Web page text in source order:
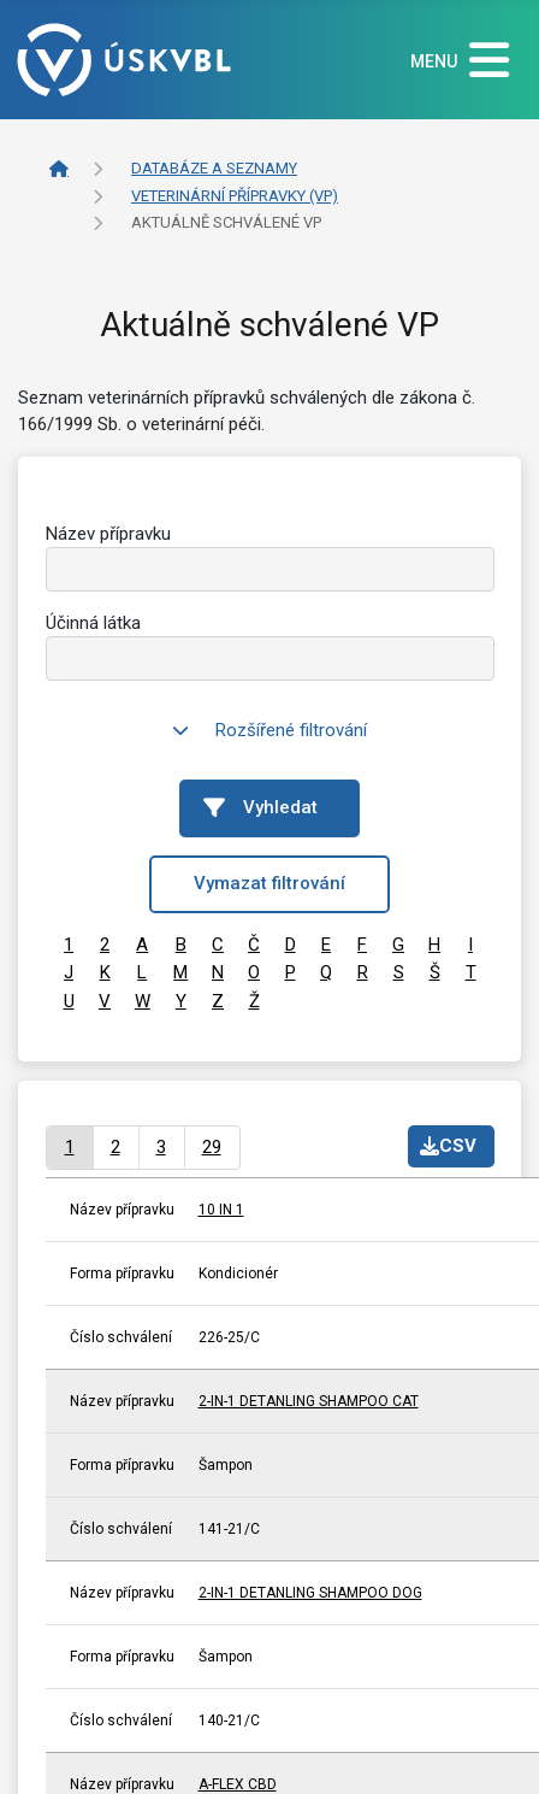
MENU
DATABÁZE A SEZNAMY
VETERINÁRNÍ PŘÍPRAVKY (VP)
AKTUÁLNĚ SCHVÁLENÉ VP
Aktuálně schválené VP
Seznam veterinárních přípravků schválených dle zákona č.
166/1999 Sb. o veterinární péči.
Název přípravku
Účinná látka
Rozšířené filtrování
Vyhledat
Vymazat filtrování
1 2 A B C Č D E F G H
I
J
K L M N O P Q R S Š
T
U
V W Y Z Ž
CSV
1 2 3 29
Název přípravku 10 IN 1
Forma přípravku Kondicionér
Číslo schválení 226-25/C
Název přípravku 2-IN-1 DETANLING SHAMPOO CAT
Forma přípravku Šampon
Číslo schválení 141-21/C
Název přípravku 2-IN-1 DETANLING SHAMPOO DOG
Forma přípravku Šampon
Číslo schválení 140-21/C
Název přípravku A-FLEX CBD